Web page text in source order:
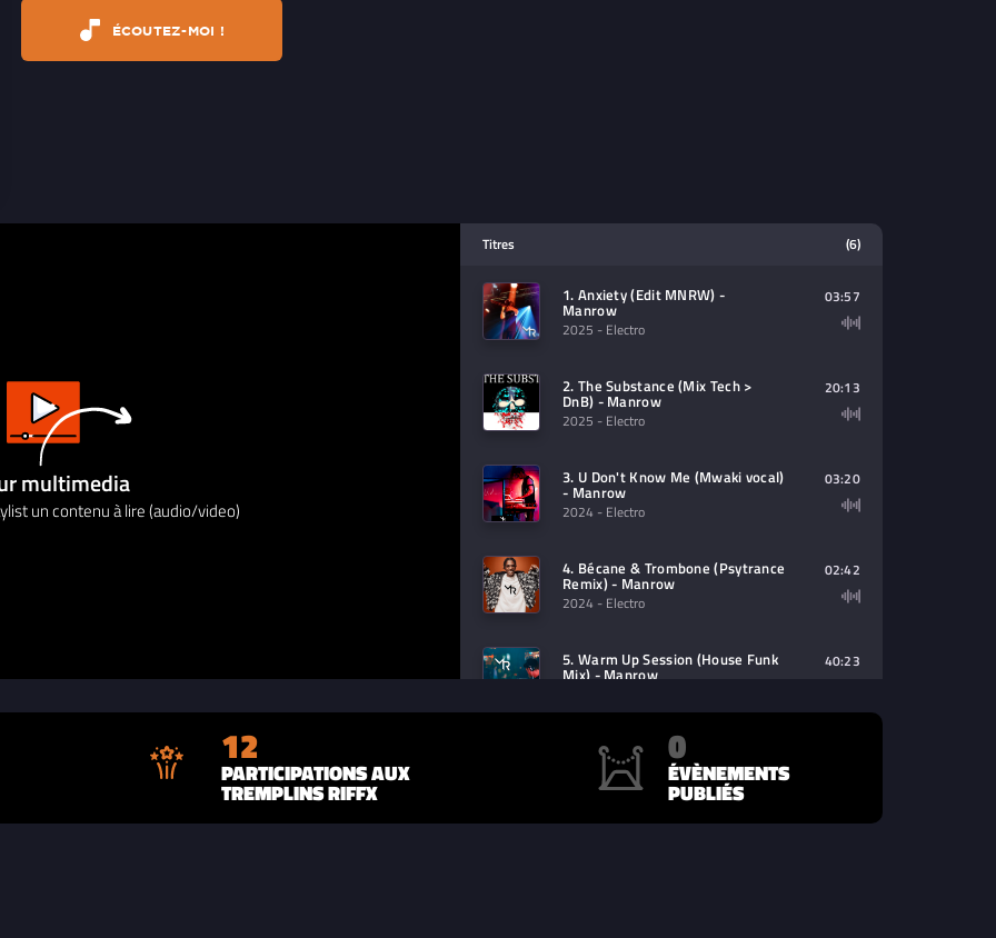
ÉCOUTEZ-MOI !
multimedia
un contenu à lire (audio/video)
Titres (6)
1. Anxiety (Edit MNRW) -
Manrow
2025 - Electro
03:57
2. The Substance (Mix Tech >
DnB) - Manrow
2025 - Electro
20:13
3. U Don't Know Me (Mwaki vocal)
- Manrow
2024 - Electro
03:20
4. Bécane & Trombone (Psytrance
Remix) - Manrow
2024 - Electro
02:42
5. Warm Up Session (House Funk
Mix) - Manrow
40:23
6. Insane Trombone Session
(House Mix) - Manrow
- Electro
12
PARTICIPATIONS AUX
TREMPLINS RIFFX
0
ÉVÈNEMENTS
PUBLIÉS